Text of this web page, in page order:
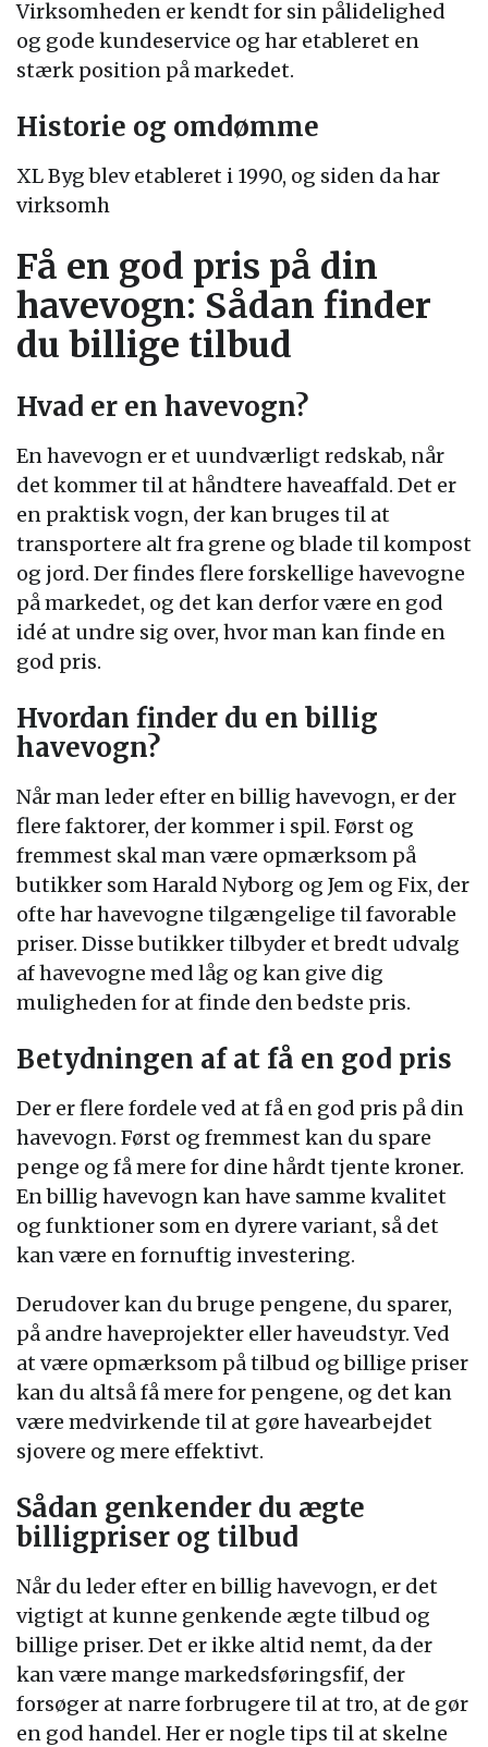
Virksomheden er kendt for sin pålidelighed
og gode kundeservice og har etableret en
stærk position på markedet.
Historie og omdømme
XL Byg blev etableret i 1990, og siden da har
virksomh
Få en god pris på din
havevogn: Sådan finder
du billige tilbud
Hvad er en havevogn?
En havevogn er et uundværligt redskab, når
det kommer til at håndtere haveaffald. Det er
en praktisk vogn, der kan bruges til at
transportere alt fra grene og blade til kompost
og jord. Der findes flere forskellige havevogne
på markedet, og det kan derfor være en god
idé at undre sig over, hvor man kan finde en
god pris.
Hvordan finder du en billig
havevogn?
Når man leder efter en billig havevogn, er der
flere faktorer, der kommer i spil. Først og
fremmest skal man være opmærksom på
butikker som Harald Nyborg og Jem og Fix, der
ofte har havevogne tilgængelige til favorable
priser. Disse butikker tilbyder et bredt udvalg
af havevogne med låg og kan give dig
muligheden for at finde den bedste pris.
Betydningen af at få en god pris
Der er flere fordele ved at få en god pris på din
havevogn. Først og fremmest kan du spare
penge og få mere for dine hårdt tjente kroner.
En billig havevogn kan have samme kvalitet
og funktioner som en dyrere variant, så det
kan være en fornuftig investering.
Derudover kan du bruge pengene, du sparer,
på andre haveprojekter eller haveudstyr. Ved
at være opmærksom på tilbud og billige priser
kan du altså få mere for pengene, og det kan
være medvirkende til at gøre havearbejdet
sjovere og mere effektivt.
Sådan genkender du ægte
billigpriser og tilbud
Når du leder efter en billig havevogn, er det
vigtigt at kunne genkende ægte tilbud og
billige priser. Det er ikke altid nemt, da der
kan være mange markedsføringsfif, der
forsøger at narre forbrugere til at tro, at de gør
en god handel. Her er nogle tips til at skelne